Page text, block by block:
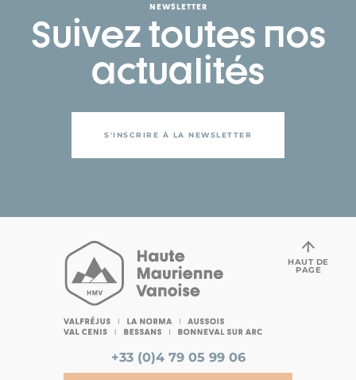
NEWSLETTER
Suivez toutes nos
actualités
S'INSCRIRE À LA NEWSLETTER
+33 (0)4 79 05 99 06
HAUT DE
PAGE